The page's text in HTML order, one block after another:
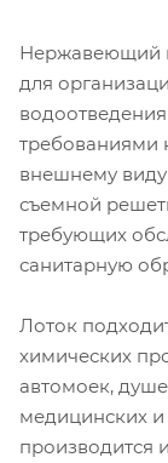
Нержавеющий
для
требованиями
внешнему
съемной
требующих
санитарную
Лоток
химических
автомоек,
медицинских
производится